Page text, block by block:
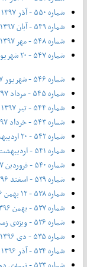
شماره ۵۵۰ - آذر ۱۳۹۷
شماره ۵۴۹ - آبان ۱۳۹۷
شماره ۵۴۸ - مهر ۱۳۹۷
شماره ۵۴۷ - ۲۰ شهریور ۱۳۹۷
شماره ۵۴۶ - شهریور ۱۳۹۷
شماره ۵۴۵ - مرداد ۱۳۹۷
شماره ۵۴۴ - تیر ۱۳۹۷
شماره ۵۴۳ - خرداد ۱۳۹۷
شماره ۵۴۲ - ۲۰ اردیبهشت ۱۳۹۷
شماره ۵۴۱ - اردیبهشت ۱۳۹۷
شماره ۵۴۰ - فروردین ۱۳۹۷
شماره ۵۳۹ - اسفند ۱۳۹۶
شماره ۵۳۸ - ۱۲ بهمن ۱۳۹۶
شماره ۵۳۷ - بهمن ۱۳۹۶
شماره ۵۳۶ - ویژه‌ی زمستان ۱۳۹۶
شماره ۵۳۵ - دی ۱۳۹۶
شماره ۵۳۴ - آذر ۱۳۹۶